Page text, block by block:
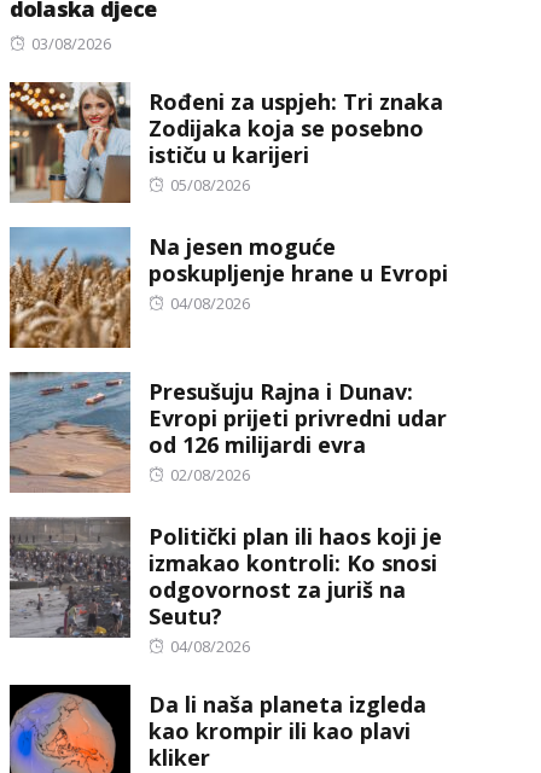
dolaska djece
Posted
03/08/2026
Rođeni za uspjeh: Tri znaka
Zodijaka koja se posebno
ističu u karijeri
Posted
05/08/2026
Na jesen moguće
poskupljenje hrane u Evropi
Posted
04/08/2026
Presušuju Rajna i Dunav:
Evropi prijeti privredni udar
od 126 milijardi evra
Posted
02/08/2026
Politički plan ili haos koji je
izmakao kontroli: Ko snosi
odgovornost za juriš na
Seutu?
Posted
04/08/2026
Da li naša planeta izgleda
kao krompir ili kao plavi
kliker